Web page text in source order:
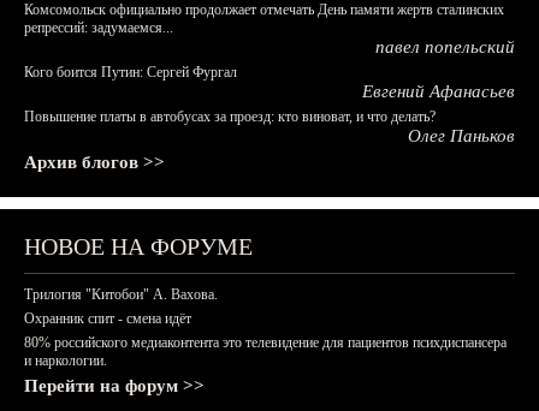
Комсомольск официально продолжает отмечать День памяти жертв сталинских
репрессий: задумаемся...
павел попельский
Кого боится Путин: Сергей Фургал
Евгений Афанасьев
Повышение платы в автобусах за проезд: кто виноват, и что делать?
Олег Паньков
Архив блогов >>
НОВОЕ НА ФОРУМЕ
Трилогия "Китобои" А. Вахова.
Охранник спит - смена идёт
80% российского медиаконтента это телевидение для пациентов психдиспансера
и наркологии.
Перейти на форум >>